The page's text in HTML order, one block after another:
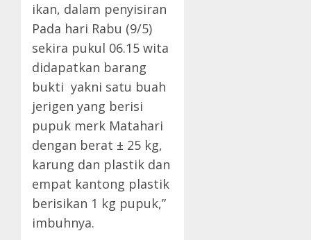
ikan, dalam penyisiran
Pada hari Rabu (9/5)
sekira pukul 06.15 wita
didapatkan barang
bukti yakni satu buah
jerigen yang berisi
pupuk merk Matahari
dengan berat ± 25 kg,
karung dan plastik dan
empat kantong plastik
berisikan 1 kg pupuk,”
imbuhnya.